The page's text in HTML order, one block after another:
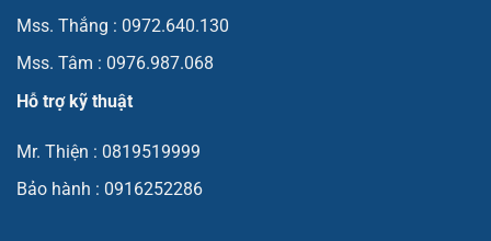
Mss. Thắng : 0972.640.130
Mss. Tâm : 0976.987.068
Hỗ trợ kỹ thuật
Mr. Thiện : 0819519999
Bảo hành : 0916252286